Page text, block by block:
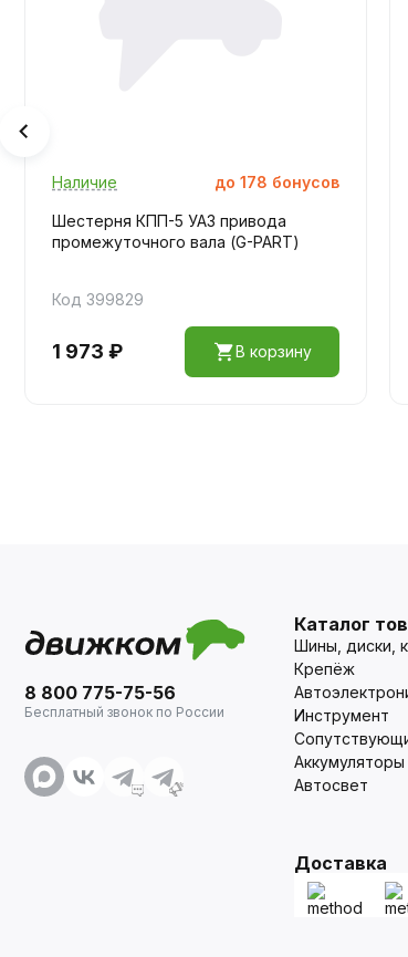
Наличие до 178 бонусов
Шестерня КПП-5 УАЗ привода
промежуточного вала (G-PART)
Код 399829
1 973 ₽ В корзину
8 800 775-75-56
Бесплатный звонок по России
Каталог
Шины, диски,
Крепёж
Инструмент
Аккумуляторы
Автосвет
Доставка